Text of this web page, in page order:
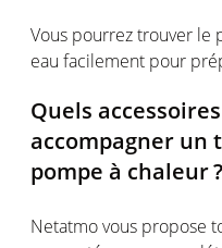
Vous pourreztrouver le
eau facilement pour
Quels accessoires
accompagner un
pompe à chaleur?
Netatmovous propose